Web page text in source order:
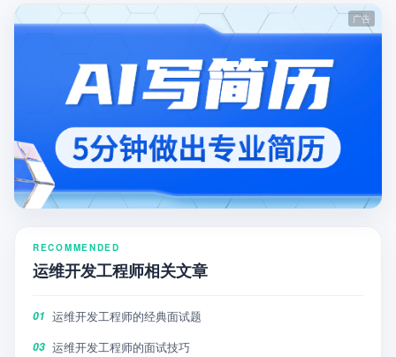
RECOMMENDED
运维开发工程师相关文章
01 运维开发工程师的经典面试题
03 运维开发工程师的面试技巧